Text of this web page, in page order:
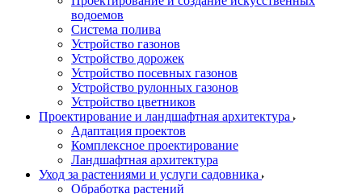
водоемов
Система полива
Устройство газонов
Устройство дорожек
Устройство посевных газонов
Устройство рулонных газонов
Устройство цветников
Проектирование и ландшафтная архитектура
Адаптация проектов
Комплексное проектирование
Ландшафтная архитектура
Уход за растениями и услуги садовника
Обработка растений